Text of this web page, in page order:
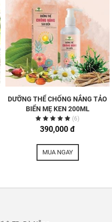
DƯỠNG THỂ CHỐNG NẮNG TẢO
BIỂN MẸ KEN 200ML
(6)
390,000 đ
MUA NGAY